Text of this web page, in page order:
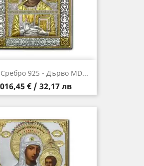
925 - Дърво MD...
€ / 32,17 лв